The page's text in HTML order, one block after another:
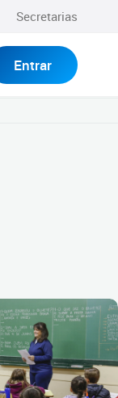
Secretarias
Entrar